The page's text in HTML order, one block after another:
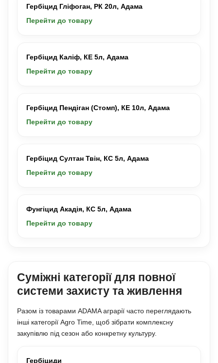
Гербіцид Гліфоган, РК 20л, Адама
Перейти до товару
Гербіцид Каліф, КЕ 5л, Адама
Перейти до товару
Гербіцид Пендіган (Стомп), КЕ 10л, Адама
Перейти до товару
Гербіцид Султан Твін, КС 5л, Адама
Перейти до товару
Фунгіцид Акадія, КС 5л, Адама
Перейти до товару
Суміжні категорії для повної
системи захисту та живлення
Разом із товарами ADAMA аграрії часто переглядають
інші категорії Agro Time, щоб зібрати комплексну
закупівлю під сезон або конкретну культуру.
Гербіциди